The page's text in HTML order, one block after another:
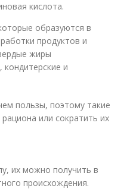
кислота.
образуются в
продуктов и
жиры
и
пользы, поэтому такие
или сократить их
их можно получить в
происхождения.